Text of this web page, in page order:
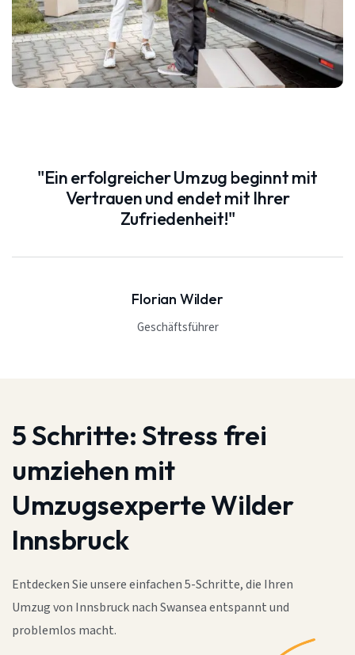
"Ein erfolgreicher Umzug beginnt mit
Vertrauen und endet mit Ihrer
Zufriedenheit!"
Florian Wilder
Geschäftsführer
5 Schritte:Stress frei
umziehen mit
Umzugsexperte Wilder
Innsbruck
Entdecken Sie unsere einfachen 5-Schritte, die Ihren
Umzug von Innsbruck nach Swansea entspannt und
problemlos macht.